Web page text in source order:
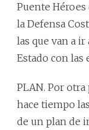
Puente Héroes
la Defensa
las que van a
Estado con las
PLAN. Por
hace tiempo
de un plan de